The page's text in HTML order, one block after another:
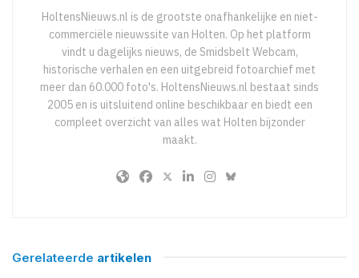
HoltensNieuws.nl is de grootste onafhankelijke en niet-
commerciële nieuwssite van Holten. Op het platform
vindt u dagelijks nieuws, de Smidsbelt Webcam,
historische verhalen en een uitgebreid fotoarchief met
meer dan 60.000 foto's. HoltensNieuws.nl bestaat sinds
2005 en is uitsluitend online beschikbaar en biedt een
compleet overzicht van alles wat Holten bijzonder
maakt.
Gerelateerde artikelen